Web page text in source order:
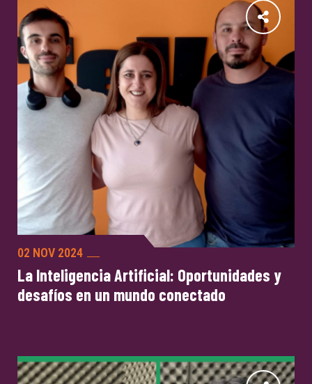
02 NOV 2024
La Inteligencia Artificial: Oportunidades y
desafíos en un mundo conectado